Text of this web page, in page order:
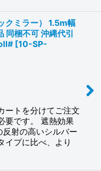
クミラー） 1.5m幅
同梱不可 沖縄代引
[10-SP-
ートを分けてご注文
要です。 遮熱効果
射の高いシルバー
イプに比べ、より